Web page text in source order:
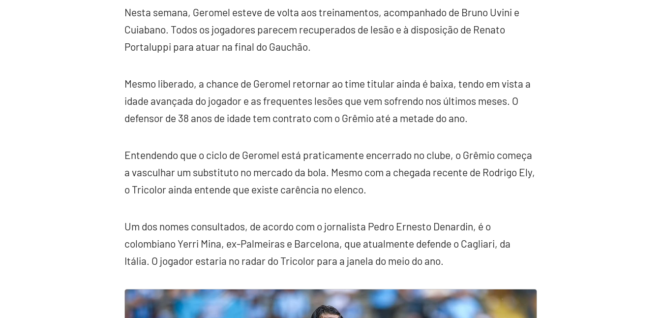
Nesta semana, Geromel esteve de volta aos treinamentos, acompanhado de Bruno Uvini e
Cuiabano. Todos os jogadores parecem recuperados de lesão e à disposição de Renato
Portaluppi para atuar na final do Gauchão.
Mesmo liberado, a chance de Geromel retornar ao time titular ainda é baixa, tendo em vista a
idade avançada do jogador e as frequentes lesões que vem sofrendo nos últimos meses. O
defensor de 38 anos de idade tem contrato com o Grêmio até a metade do ano.
Entendendo que o ciclo de Geromel está praticamente encerrado no clube, o Grêmio começa
a vasculhar um substituto no mercado da bola. Mesmo com a chegada recente de Rodrigo Ely,
o Tricolor ainda entende que existe carência no elenco.
Um dos nomes consultados, de acordo com o jornalista Pedro Ernesto Denardin, é o
colombiano Yerri Mina, ex-Palmeiras e Barcelona, que atualmente defende o Cagliari, da
Itália. O jogador estaria no radar do Tricolor para a janela do meio do ano.